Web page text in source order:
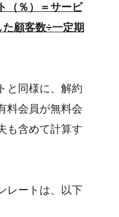
（％）＝サービ
顧客数÷一定期
と同様に、解約
料会員が無料会
も含めて計算す
レートは、以下